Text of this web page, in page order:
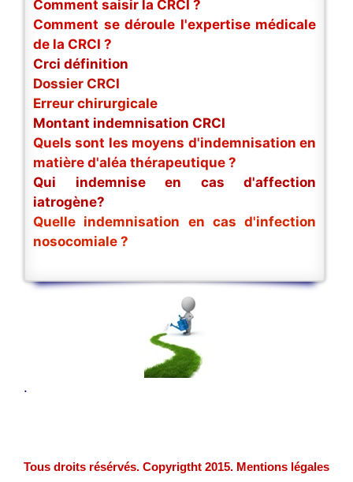
Comment saisir la CRCI ?
Comment se déroule l'expertise médicale
de la CRCI ?
Crci définition
Dossier CRCI
Erreur chirurgicale
Montant indemnisation CRCI
Quels sont les moyens d'indemnisation en
matière d'aléa thérapeutique ?
Qui indemnise en cas d'affection
iatrogène?
Quelle indemnisation en cas d'infection
nosocomiale ?
.
Tous droits résérvés. Copyrigtht 2015. Mentions légales